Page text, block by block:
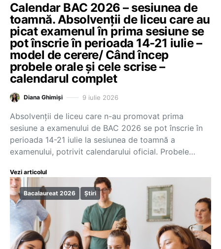
Calendar BAC 2026 – sesiunea de
toamnă. Absolvenții de liceu care au
picat examenul în prima sesiune se
pot înscrie în perioada 14-21 iulie –
model de cerere/ Când încep
probele orale și cele scrise –
calendarul complet
Diana Ghimiși 9 iulie 2026
Absolvenții de liceu care n-au promovat prima
sesiune a examenului de BAC 2026 se pot înscrie în
perioada 14-21 iulie la sesiunea de toamnă a
examenului, potrivit calendarului oficial. Probele…
Vezi articolul
Bacalaureat 2026 Știri